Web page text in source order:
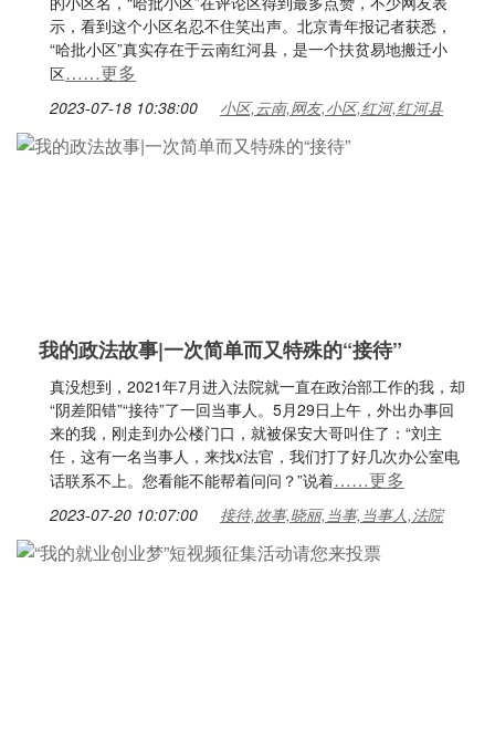
示，看到这个小区名忍不住笑出声。北京青年报记者获悉，
“哈批小区”真实存在于云南红河县，是一个扶贫易地搬迁小
区……更多
2023-07-18 10:38:00 小区,云南,网友,小区,红河,红河县
我的政法故事|一次简单而又特殊的“接待”
真没想到，2021年7月进入法院就一直在政治部工作的我，却
“阴差阳错”“接待”了一回当事人。5月29日上午，外出办事回
来的我，刚走到办公楼门口，就被保安大哥叫住了：“刘主
任，这有一名当事人，来找x法官，我们打了好几次办公室电
话联系不上。您看能不能帮着问问？”说着……更多
2023-07-20 10:07:00 接待,故事,晓丽,当事,当事人,法院